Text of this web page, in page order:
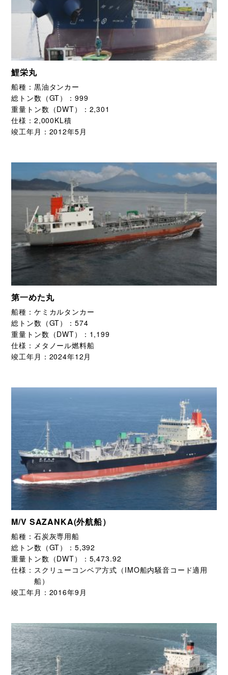
鯉栄丸
船種： 黒油タンカー
総トン数（GT）： 999
重量トン数（DWT）： 2,301
仕様： 2,000KL積
竣工年月： 2012年5月
第一めた丸
船種： ケミカルタンカー
総トン数（GT）： 574
重量トン数（DWT）： 1,199
仕様： メタノール燃料船
竣工年月： 2024年12月
M/V SAZANKA(外航船）
船種： 石炭灰専用船
総トン数（GT）： 5,392
重量トン数（DWT）： 5,473.92
仕様： スクリューコンベア方式（IMO船内騒音コード適用
船）
竣工年月： 2016年9月